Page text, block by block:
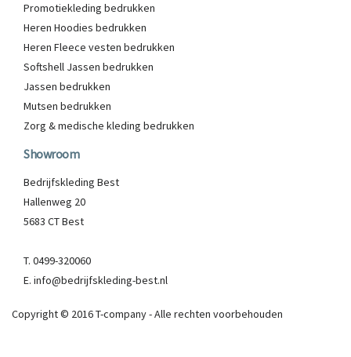
Promotiekleding bedrukken
Heren Hoodies bedrukken
Heren Fleece vesten bedrukken
Softshell Jassen bedrukken
Jassen bedrukken
Mutsen bedrukken
Zorg & medische kleding bedrukken
Showroom
Bedrijfskleding Best
Hallenweg 20
5683 CT Best
T. 0499-320060
E. info@bedrijfskleding-best.nl
Copyright © 2016 T-company - Alle rechten voorbehouden